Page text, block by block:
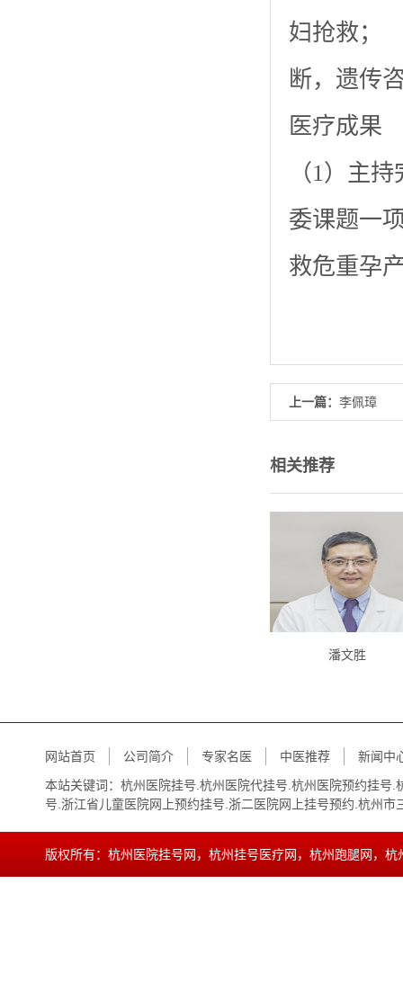
妇抢救；
断，遗传
医疗成果
（1）主
委课题一
救危重孕
上一篇： 李佩璋
相关推荐
潘文胜
网站首页 公司简介 专家名医 中医推荐
新闻中
本站关键词： 杭州医院挂号.杭州医院代挂号.杭州医院预约挂号
号.浙江省儿童医院网上预约挂号.浙二医院网上挂号预约.杭州市
版权所有：杭州医院挂号网，杭州挂号医疗网，杭州跑腿网，